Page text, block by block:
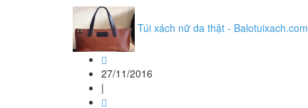
Túi xách nữ da thật - Balotuixach.com
27/11/2016
|